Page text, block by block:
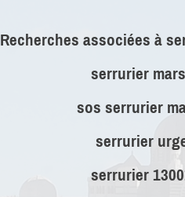
Recherches associées à
serrurier
sos serrurier
serrurier
serrurier